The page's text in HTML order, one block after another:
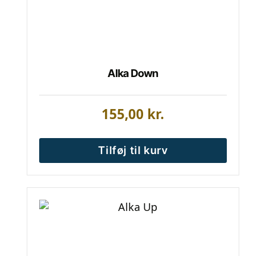
Alka Down
155,00 kr.
Tilføj til kurv